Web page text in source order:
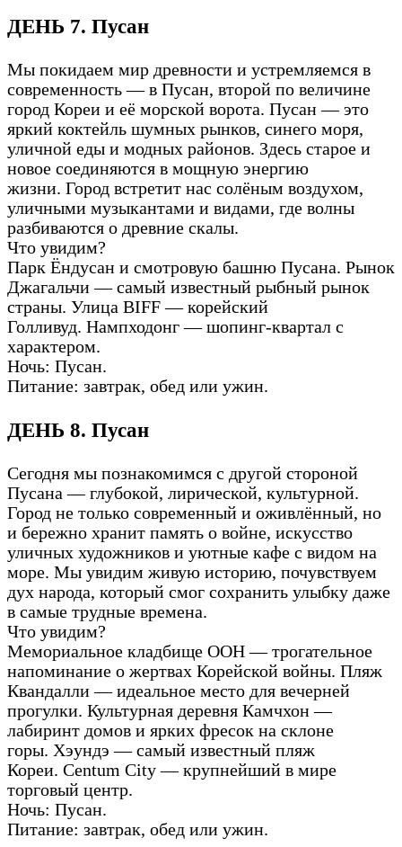
ДЕНЬ 7. Пусан
Мы покидаем мир древности и устремляемся в
современность — в Пусан, второй по величине
город Кореи и её морской ворота. Пусан — это
яркий коктейль шумных рынков, синего моря,
уличной еды и модных районов. Здесь старое и
новое соединяются в мощную энергию
жизни. Город встретит нас солёным воздухом,
уличными музыкантами и видами, где волны
разбиваются о древние скалы.
Что увидим?
Парк Ёндусан и смотровую башню Пусана. Рынок
Джагальчи — самый известный рыбный рынок
страны. Улица BIFF — корейский
Голливуд. Нампходонг — шопинг-квартал с
характером.
Ночь: Пусан.
Питание: завтрак, обед или ужин.
ДЕНЬ 8. Пусан
Сегодня мы познакомимся с другой стороной
Пусана — глубокой, лирической, культурной.
Город не только современный и оживлённый, но
и бережно хранит память о войне, искусство
уличных художников и уютные кафе с видом на
море. Мы увидим живую историю, почувствуем
дух народа, который смог сохранить улыбку даже
в самые трудные времена.
Что увидим?
Мемориальное кладбище ООН — трогательное
напоминание о жертвах Корейской войны. Пляж
Квандалли — идеальное место для вечерней
прогулки. Культурная деревня Камчхон —
лабиринт домов и ярких фресок на склоне
горы. Хэундэ — самый известный пляж
Кореи. Centum City — крупнейший в мире
торговый центр.
Ночь: Пусан.
Питание: завтрак, обед или ужин.